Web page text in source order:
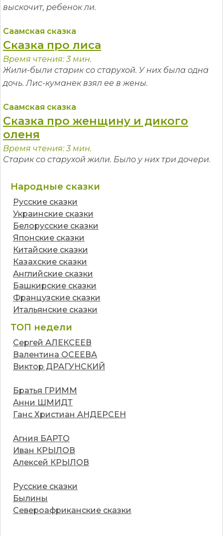
выскочит, ребенок ли.
Саамская сказка
Сказка про лиса
Время чтения: 3 мин.
Жили-были старик со старухой. У них была одна
дочь. Лис-куманек взял ее в жены.
Саамская сказка
Сказка про женщину и дикого
оленя
Время чтения: 3 мин.
Старик со старухой жили. Было у них три дочери.
Народные сказки
Русские сказки
Украинские сказки
Белорусские сказки
Японские сказки
Китайские сказки
Казахские сказки
Английские сказки
Башкирские сказки
Французские сказки
Итальянские сказки
ТОП недели
Сергей АЛЕКСЕЕВ
Валентина ОСЕЕВА
Виктор ДРАГУНСКИЙ
Братья ГРИММ
Анни ШМИДТ
Ганс Христиан АНДЕРСЕН
Агния БАРТО
Иван КРЫЛОВ
Алексей КРЫЛОВ
Русские сказки
Былины
Североафриканские сказки